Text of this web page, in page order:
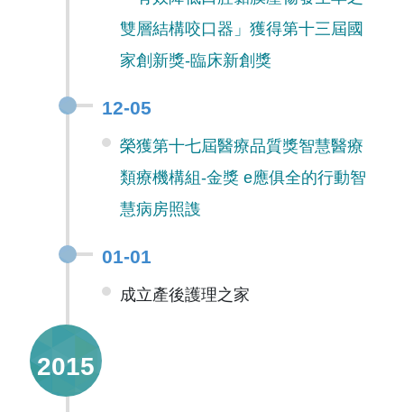
雙層結構咬口器」獲得第十三屆國
家創新獎-臨床新創獎
12-05
榮獲第十七屆醫療品質獎智慧醫療
類療機構組-金獎 e應俱全的行動智
慧病房照謢
01-01
成立產後護理之家
2015